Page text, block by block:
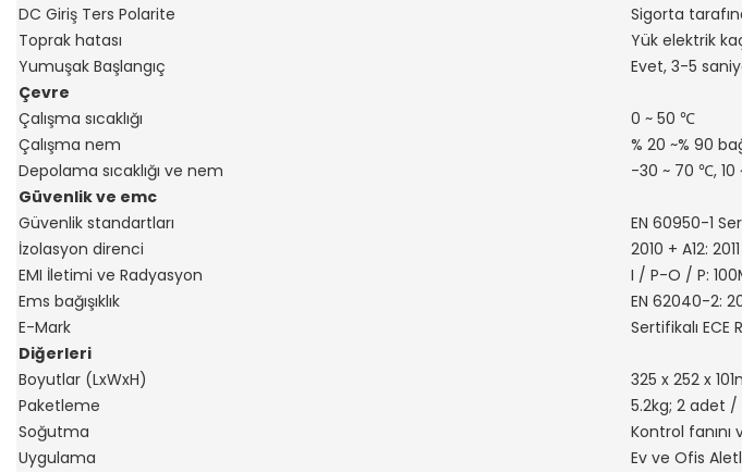
DC Giriş Ters Polarite
Sigorta
Toprak hatası
Yük elektrik
Yumuşak Başlangıç
Evet, 3-5
Çevre
Çalışma sıcaklığı
0 ~ 50 ℃
Çalışma nem
% 20 ~% 90
Depolama sıcaklığı ve nem
-30 ~ 70 ℃, 10
Güvenlik ve emc
Güvenlik standartları
EN 60950-1
İzolasyon direnci
2010 + A12:
EMI İletimi ve Radyasyon
I / P-O / P:
Ems bağışıklık
EN 62040-2:
E-Mark
Sertifikalı ECE
Diğerleri
Boyutlar (LxWxH)
325 x 252 x
Paketleme
5.2kg; 2 adet /
Soğutma
Kontrol
Uygulama
Ev ve Ofis